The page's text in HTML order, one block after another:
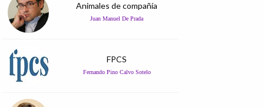
Animales de compañía
Juan Manuel De Prada
FPCS
Fernando Pino Calvo Sotelo